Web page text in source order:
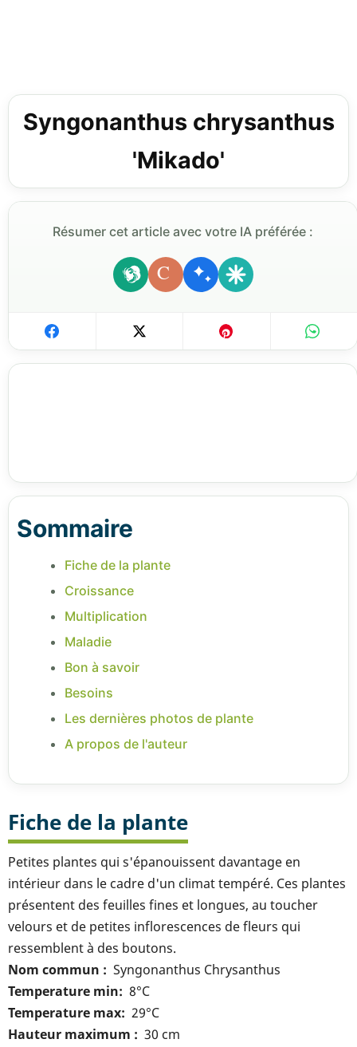
Syngonanthus chrysanthus
'Mikado'
Résumer cet article avec votre IA préférée :
C
Sommaire
Fiche de la plante
Croissance
Multiplication
Maladie
Bon à savoir
Besoins
Les dernières photos de plante
A propos de l'auteur
Fiche de la plante
Petites plantes qui s'épanouissent davantage en
intérieur dans le cadre d'un climat tempéré. Ces plantes
présentent des feuilles fines et longues, au toucher
velours et de petites inflorescences de fleurs qui
ressemblent à des boutons.
Nom commun
Syngonanthus Chrysanthus
Temperature min
8°C
Temperature max 29°C
Hauteur maximum
30 cm